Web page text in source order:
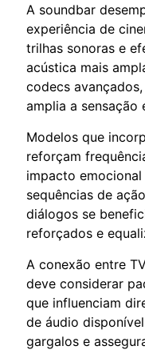
A soundbar
experiência de
trilhas sonoras e
acústica mais
codecs
amplia a sensação
Modelos que
reforçam
impacto
sequências de
diálogos se
reforçados e
A conexão entre
deve considerar
que influenciam
de áudio
gargalos e